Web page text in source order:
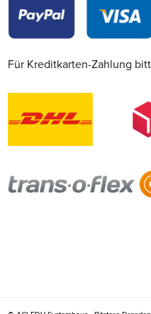
Für Kreditkarten-Zahlung